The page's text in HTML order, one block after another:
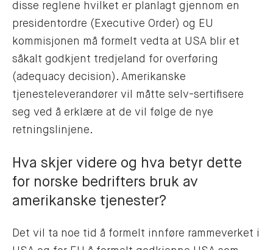
disse reglene hvilket er planlagt gjennom en
presidentordre (Executive Order) og EU
kommisjonen må formelt vedta at USA blir et
såkalt godkjent tredjeland for overføring
(adequacy decision). Amerikanske
tjenesteleverandører vil måtte selv-sertifisere
seg ved å erklære at de vil følge de nye
retningslinjene.
Hva skjer videre og hva betyr dette
for norske bedrifters bruk av
amerikanske tjenester?
Det vil ta noe tid å formelt innføre rammeverket i